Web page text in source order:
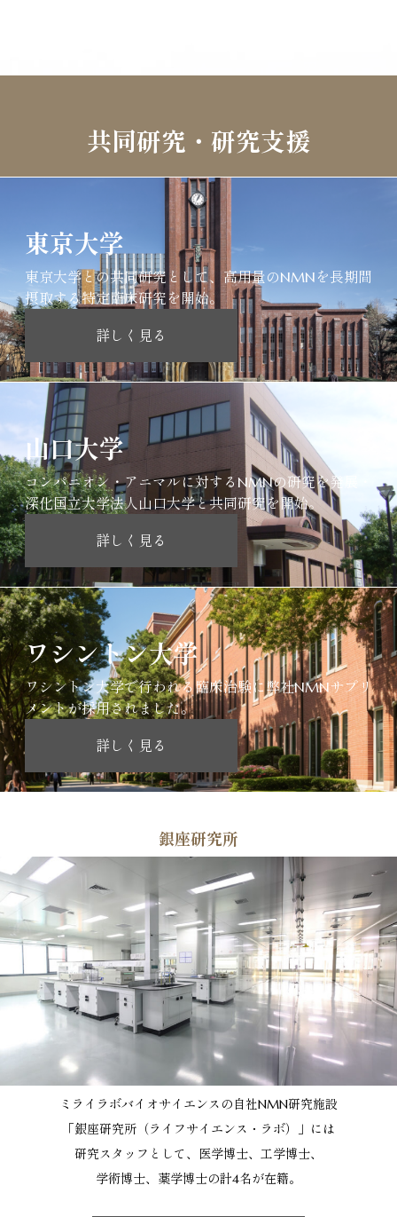
共同研究・研究支援
東京大学
​東京大学との共同研究として、高用量のNMNを長期間
摂取する特定臨床研究を開始。
詳しく見る
山口大学
コンパニオン・アニマルに対するNMNの研究を発展・
深化国立大学法人山口大学と共同研究を開始。
詳しく見る
ワシントン大学
ワシントン大学で行われる臨床治験に弊社NMNサプリ
メントが採用されました。
詳しく見る
銀座研究所
ミライラボバイオサイエンスの自社NMN研究施設
「銀座研究所（ライフサイエンス・ラボ）」には
研究スタッフとして、医学博士、工学博士、
学術博士、薬学博士の計4名が在籍。